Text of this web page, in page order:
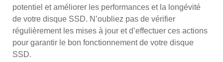
potentiel et améliorer les performances et la longévité
de votre disque SSD. N’oubliez pas de vérifier
régulièrement les mises à jour et d’effectuer ces actions
pour garantir le bon fonctionnement de votre disque
SSD.